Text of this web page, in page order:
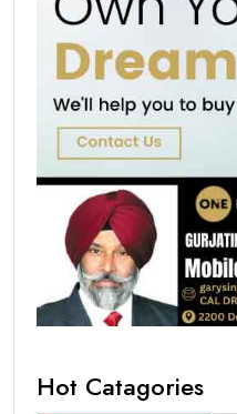
Hot Catagories